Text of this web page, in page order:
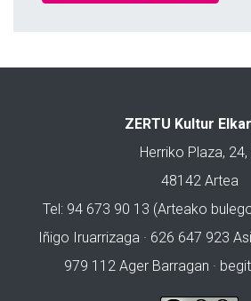
ZERTU Kultur
Herriko Plaza, 24,
48142 Artea
Tel: 94 673 90 13 (Arteako
Iñigo Iruarrizaga · 626 647 923
979 112 Ager Barragan ·